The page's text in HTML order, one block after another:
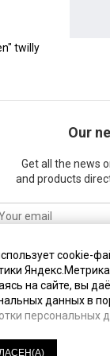
twilly
Our
Get all the news
and products
на кнопку
на
.
cookie-
на сайте, вы
данных в
персональных